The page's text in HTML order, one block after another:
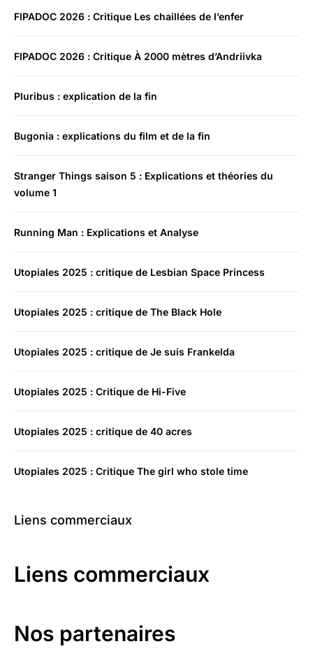
FIPADOC 2026 : Critique Les chaillées de l’enfer
FIPADOC 2026 : Critique À 2000 mètres d’Andriivka
Pluribus : explication de la fin
Bugonia : explications du film et de la fin
Stranger Things saison 5 : Explications et théories du
volume 1
Running Man : Explications et Analyse
Utopiales 2025 : critique de Lesbian Space Princess
Utopiales 2025 : critique de The Black Hole
Utopiales 2025 : critique de Je suis Frankelda
Utopiales 2025 : Critique de Hi-Five
Utopiales 2025 : critique de 40 acres
Utopiales 2025 : Critique The girl who stole time
Liens commerciaux
Liens commerciaux
Nos partenaires